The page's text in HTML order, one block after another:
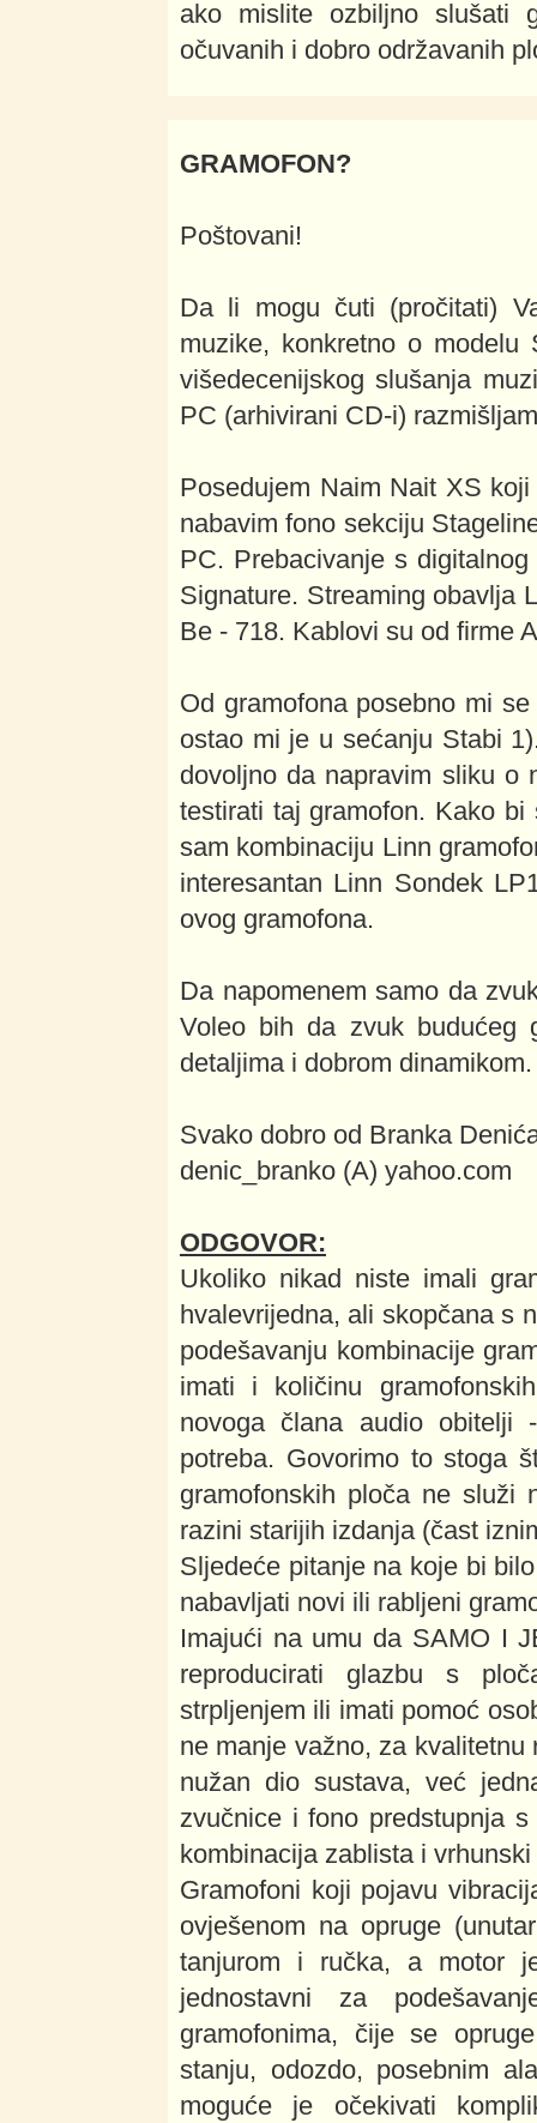
ako mislite ozbiljno slušati
očuvanih i dobro održavanih
GRAMOFON?
Poštovani!
Da li mogu čuti (pročitati)
muzike, konkretno o
višedecenijskog slušanja
PC (arhivirani CD-i)
Posedujem Naim Nait XS
nabavim fono sekciju
PC. Prebacivanje s
Signature. Streaming obavlja
Be - 718. Kablovi su od firme
Od gramofona posebno mi
ostao mi je u sećanju Stabi
dovoljno da napravim sliku o
testirati taj gramofon. Kako
sam kombinaciju Linn
interesantan Linn Sondek
ovog gramofona.
Da napomenem samo da
Voleo bih da zvuk budućeg
detaljima i dobrom dinamikom.
Svako dobro od Branka
denic_branko (A) yahoo.com
ODGOVOR:
Ukoliko nikad niste imali
hvalevrijedna, ali skopčana s
podešavanju kombinacije
imati i količinu
novoga člana audio
potreba. Govorimo to stoga
gramofonskih ploča ne služi
razini starijih izdanja (čast
Sljedeće pitanje na koje bi
nabavljati novi ili rabljeni
Imajući na umu da SAMO I
reproducirati glazbu s
strpljenjem ili imati pomoć
ne manje važno, za
nužan dio sustava, već
zvučnice i fono predstupnja
kombinacija zablista i
Gramofoni koji pojavu
ovješenom na opruge
tanjurom i ručka, a motor
jednostavni za
gramofonima, čije se
stanju, odozdo, posebnim
moguće je očekivati